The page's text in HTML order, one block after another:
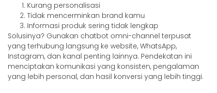
Kurang personalisasi
Tidak mencerminkan brand kamu
Informasi produk sering tidak lengkap
Solusinya? Gunakan chatbot omni-channel terpusat
yang terhubung langsung ke website, WhatsApp,
Instagram, dan kanal penting lainnya. Pendekatan ini
menciptakan komunikasi yang konsisten, pengalaman
yang lebih personal, dan hasil konversi yang lebih tinggi.